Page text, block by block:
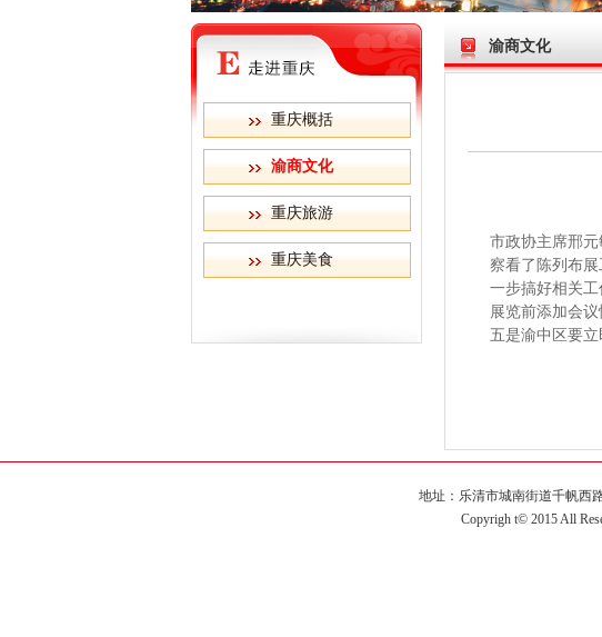
重庆概括
渝商文化
重庆旅游
重庆美食
渝商文化
市政协主席邢
察看了陈列布
一步搞好相关
展览前添加会
五是渝中区要
地址：乐清市城南街道千帆西
Copyrigh t© 2015 All